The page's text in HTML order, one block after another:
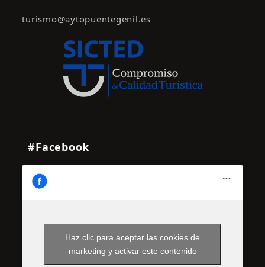
turismo@aytopuentegenil.es
#Facebook
Haz clic para aceptar las cookies de
marketing y activar este contenido